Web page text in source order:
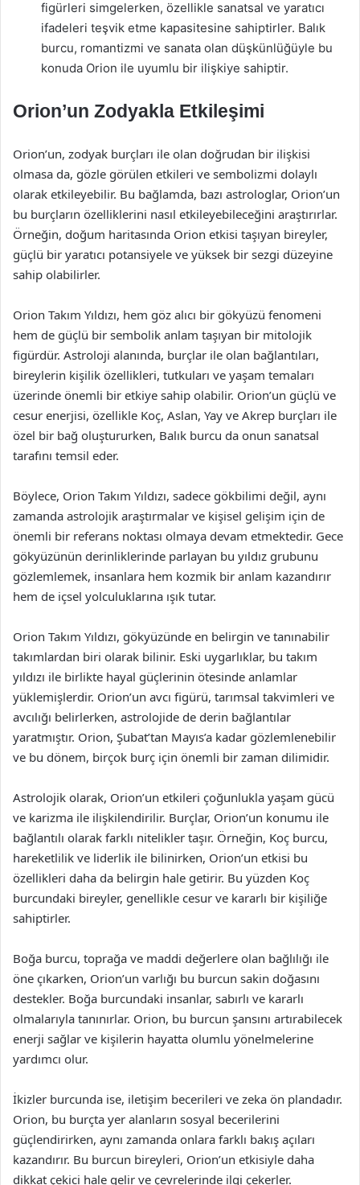
figürleri simgelerken, özellikle sanatsal ve yaratıcı
ifadeleri teşvik etme kapasitesine sahiptirler. Balık
burcu, romantizmi ve sanata olan düşkünlüğüyle bu
konuda Orion ile uyumlu bir ilişkiye sahiptir.
Orion’un Zodyakla Etkileşimi
Orion’un, zodyak burçları ile olan doğrudan bir ilişkisi
olmasa da, gözle görülen etkileri ve sembolizmi dolaylı
olarak etkileyebilir. Bu bağlamda, bazı astrologlar, Orion’un
bu burçların özelliklerini nasıl etkileyebileceğini araştırırlar.
Örneğin, doğum haritasında Orion etkisi taşıyan bireyler,
güçlü bir yaratıcı potansiyele ve yüksek bir sezgi düzeyine
sahip olabilirler.
Orion Takım Yıldızı, hem göz alıcı bir gökyüzü fenomeni
hem de güçlü bir sembolik anlam taşıyan bir mitolojik
figürdür. Astroloji alanında, burçlar ile olan bağlantıları,
bireylerin kişilik özellikleri, tutkuları ve yaşam temaları
üzerinde önemli bir etkiye sahip olabilir. Orion’un güçlü ve
cesur enerjisi, özellikle Koç, Aslan, Yay ve Akrep burçları ile
özel bir bağ oluştururken, Balık burcu da onun sanatsal
tarafını temsil eder.
Böylece, Orion Takım Yıldızı, sadece gökbilimi değil, aynı
zamanda astrolojik araştırmalar ve kişisel gelişim için de
önemli bir referans noktası olmaya devam etmektedir. Gece
gökyüzünün derinliklerinde parlayan bu yıldız grubunu
gözlemlemek, insanlara hem kozmik bir anlam kazandırır
hem de içsel yolculuklarına ışık tutar.
Orion Takım Yıldızı, gökyüzünde en belirgin ve tanınabilir
takımlardan biri olarak bilinir. Eski uygarlıklar, bu takım
yıldızı ile birlikte hayal güçlerinin ötesinde anlamlar
yüklemişlerdir. Orion’un avcı figürü, tarımsal takvimleri ve
avcılığı belirlerken, astrolojide de derin bağlantılar
yaratmıştır. Orion, Şubat’tan Mayıs’a kadar gözlemlenebilir
ve bu dönem, birçok burç için önemli bir zaman dilimidir.
Astrolojik olarak, Orion’un etkileri çoğunlukla yaşam gücü
ve karizma ile ilişkilendirilir. Burçlar, Orion’un konumu ile
bağlantılı olarak farklı nitelikler taşır. Örneğin, Koç burcu,
hareketlilik ve liderlik ile bilinirken, Orion’un etkisi bu
özellikleri daha da belirgin hale getirir. Bu yüzden Koç
burcundaki bireyler, genellikle cesur ve kararlı bir kişiliğe
sahiptirler.
Boğa burcu, toprağa ve maddi değerlere olan bağlılığı ile
öne çıkarken, Orion’un varlığı bu burcun sakin doğasını
destekler. Boğa burcundaki insanlar, sabırlı ve kararlı
olmalarıyla tanınırlar. Orion, bu burcun şansını artırabilecek
enerji sağlar ve kişilerin hayatta olumlu yönelmelerine
yardımcı olur.
İkizler burcunda ise, iletişim becerileri ve zeka ön plandadır.
Orion, bu burçta yer alanların sosyal becerilerini
güçlendirirken, aynı zamanda onlara farklı bakış açıları
kazandırır. Bu burcun bireyleri, Orion’un etkisiyle daha
dikkat çekici hale gelir ve çevrelerinde ilgi çekerler.